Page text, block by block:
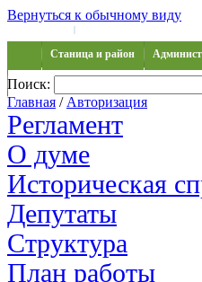
Вернуться к обычному виду
|
Станица и район
Обращения
Поиск:
Главная / Авторизация
Регламент
О думе
Историческая
Депутаты
Структура
План работы